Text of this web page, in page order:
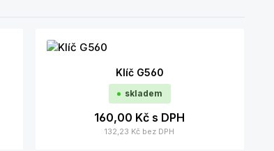
Klíč G560
skladem
160,00 Kčs DPH
132,23 Kč bez DPH